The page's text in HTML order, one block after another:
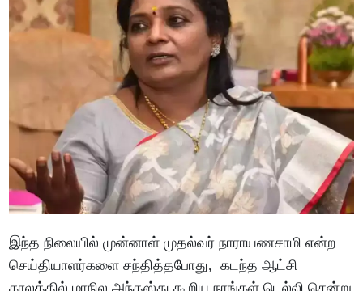
இந்த நிலையில் முன்னாள் முதல்வர் நாராயணசாமி என்ற
செய்தியாளர்களை சந்தித்தபோது, கடந்த ஆட்சி